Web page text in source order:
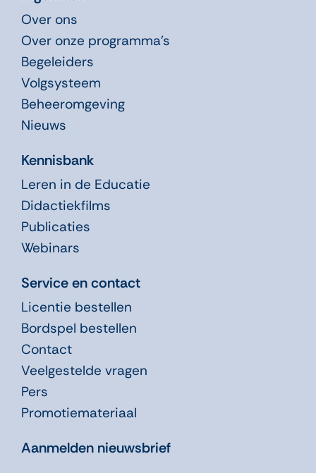
Over ons
Over onze programma’s
Begeleiders
Volgsysteem
Beheeromgeving
Nieuws
Kennisbank
Leren in de Educatie
Didactiekfilms
Publicaties
Webinars
Service en contact
Licentie bestellen
Bordspel bestellen
Contact
Veelgestelde vragen
Pers
Promotiemateriaal
Aanmelden nieuwsbrief